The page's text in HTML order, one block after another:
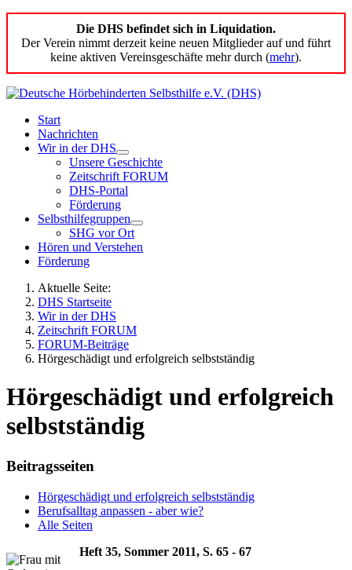
Die DHS befindet sich in Liquidation.
Der Verein nimmt derzeit keine neuen Mitglieder auf und führt
keine aktiven Vereinsgeschäfte mehr durch (mehr).
Start
Nachrichten
Wir in der DHS
Unsere Geschichte
Zeitschrift FORUM
DHS-Portal
Förderung
Selbsthilfegruppen
SHG vor Ort
Hören und Verstehen
Förderung
Aktuelle Seite:
DHS Startseite
Wir in der DHS
Zeitschrift FORUM
FORUM-Beiträge
Hörgeschädigt und erfolgreich selbstständig
Hörgeschädigt und erfolgreich
selbstständig
Beitragsseiten
Hörgeschädigt und erfolgreich selbstständig
Berufsalltag anpassen - aber wie?
Alle Seiten
Heft 35, Sommer 2011, S. 65 - 67